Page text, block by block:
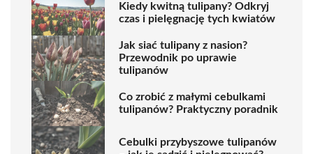
Kiedy kwitną tulipany? Odkryj
czas i pielęgnację tych kwiatów
Jak siać tulipany z nasion?
Przewodnik po uprawie
tulipanów
Co zrobić z małymi cebulkami
tulipanów? Praktyczny poradnik
Cebulki przybyszowe tulipanów